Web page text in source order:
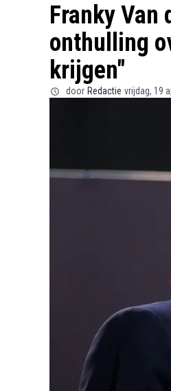
Franky Van
onthulling
krijgen"
door Redactie vrijdag, 19